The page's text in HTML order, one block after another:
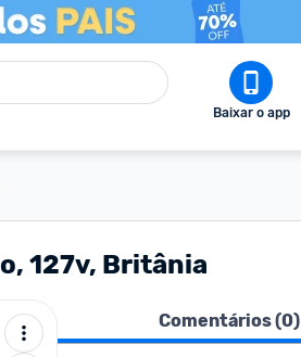
Baixar o app
127v, Britânia
Comentários (0)